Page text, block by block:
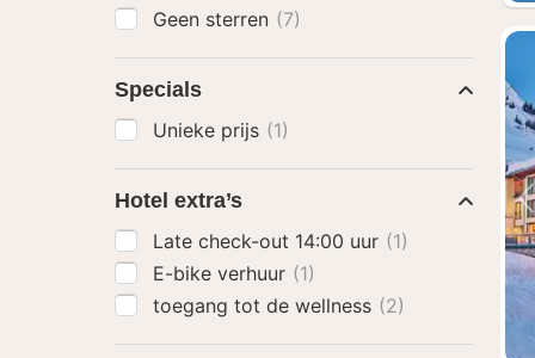
Geen sterren (7)
Specials
Unieke prijs (1)
Hotel extra’s
Late check-out 14:00 uur (1)
E-bike verhuur (1)
toegang tot de wellness (2)